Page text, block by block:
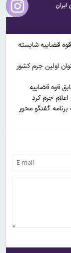
ایران
قضاییه شایسته
گذشته به عنوان اولین جرم کشور
قوه قضاییه
جرم کرد
گفتگو محور